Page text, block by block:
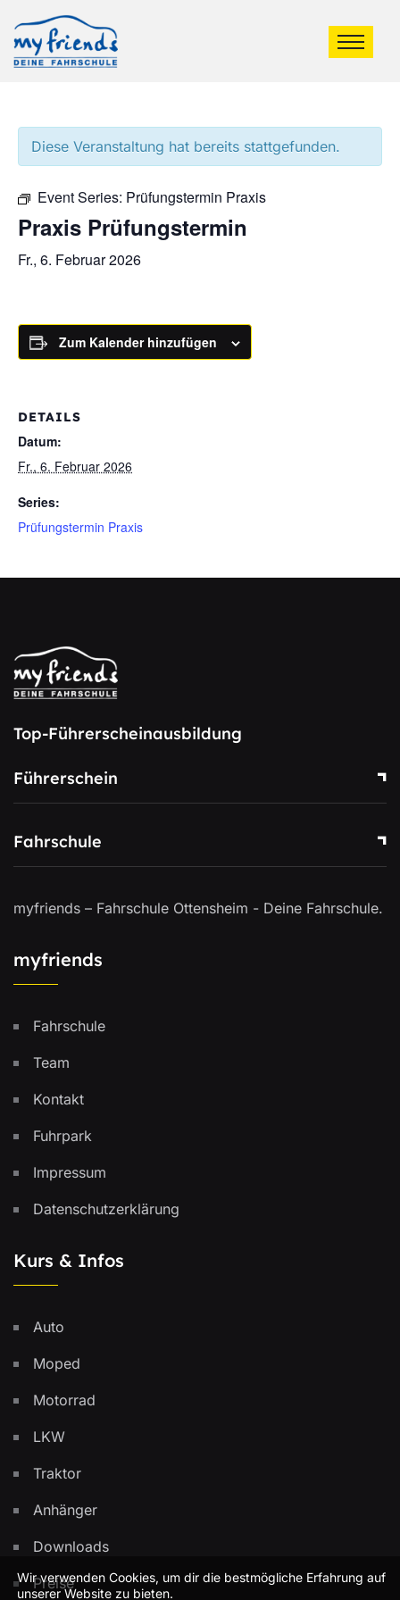
Diese Veranstaltung hat bereits stattgefunden.
Event Series: Prüfungstermin Praxis
Praxis Prüfungstermin
Fr., 6. Februar 2026
Zum Kalender hinzufügen
DETAILS
Datum:
Fr., 6. Februar 2026
Series:
Prüfungstermin Praxis
Top-Führerscheinausbildung
Führerschein
Fahrschule
myfriends – Fahrschule Ottensheim - Deine Fahrschule.
myfriends
Fahrschule
Team
Kontakt
Fuhrpark
Impressum
Datenschutzerklärung
Kurs & Infos
Auto
Moped
Motorrad
LKW
Traktor
Anhänger
Downloads
Preise
Wir verwenden Cookies, um dir die bestmögliche Erfahrung auf
unserer Website zu bieten.